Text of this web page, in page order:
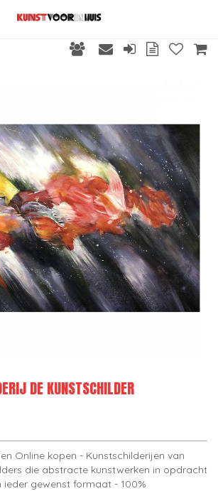
DE KUNSTSCHILDER
Online kopen - Kunstschilderijen van
die abstracte kunstwerken in opdracht
ieder gewenst formaat - 100%